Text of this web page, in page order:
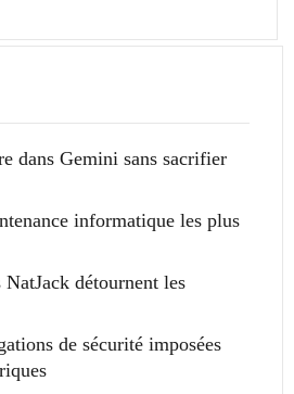
dans Gemini sans sacrifier
informatique les plus
détournent les
de sécurité imposées